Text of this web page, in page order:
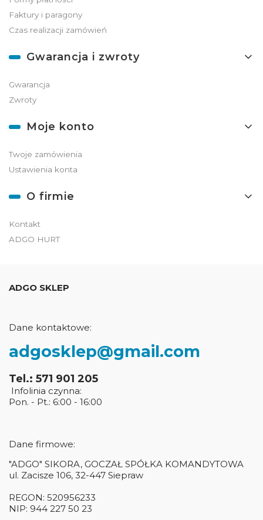
Faktury i paragony
Czas realizacji zamówień
Gwarancja i zwroty
Gwarancja
Zwroty
Moje konto
Twoje zamówienia
Ustawienia konta
O firmie
Kontakt
ADGO HURT
ADGO SKLEP
Dane kontaktowe:
adgosklep@gmail.com
Tel.: 571 901 205
Infolinia czynna:
Pon. - Pt.: 6:00 - 16:00
Dane firmowe:
"ADGO" SIKORA, GOCZAŁ SPÓŁKA KOMANDYTOWA
ul. Zacisze 106, 32-447 Siepraw
REGON: 520956233
NIP: 944 227 50 23